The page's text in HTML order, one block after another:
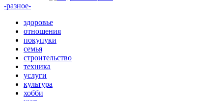
-разное-
здоровье
отношения
покупуки
семья
строительство
техника
услуги
культура
хобби